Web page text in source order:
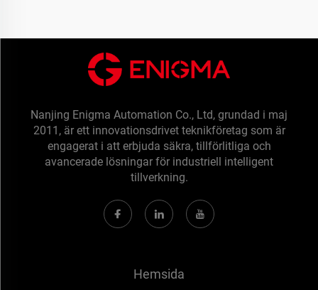
Nanjing Enigma Automation Co., Ltd, grundad i maj
2011, är ett innovationsdrivet teknikföretag som är
engagerat i att erbjuda säkra, tillförlitliga och
avancerade lösningar för industriell intelligent
tillverkning.
Hemsida